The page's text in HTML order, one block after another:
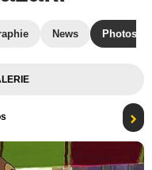
News Photos